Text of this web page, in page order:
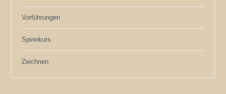
Vorführungen
Spinnkurs
Zeichnen